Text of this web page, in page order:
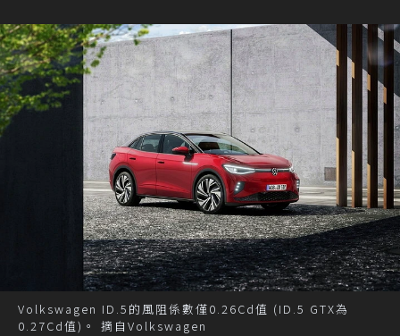
Volkswagen ID.5的風阻係數僅0.26Cd值 (ID.5 GTX為
0.27Cd值)。 摘自Volkswagen